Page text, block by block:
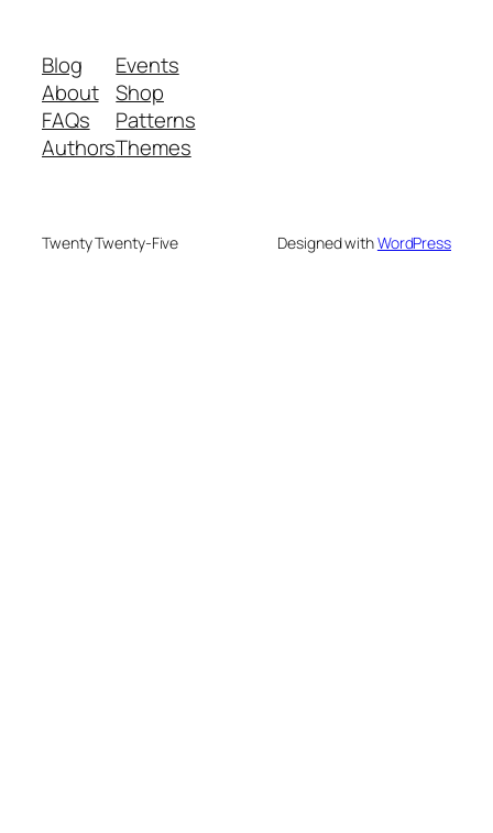
Blog
About
FAQs
Authors
Events
Shop
Patterns
Themes
Twenty Twenty-Five Designed withWordPress